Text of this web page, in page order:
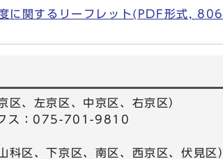
に関するリーフレット(PDF形式,
区、左京区、中京区、右京区）
ス：075-701-9810
科区、下京区、南区、西京区、伏見区